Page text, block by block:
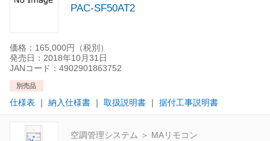
PAC-SF50AT2
価格：165,000円（税別）
発売日：2018年10月31日
JANコード：4902901863752
別売品
仕様表 ｜ 納入仕様書 ｜ 取扱説明書 ｜ 据付工事説明書
空調管理システム ＞ MAリモコン